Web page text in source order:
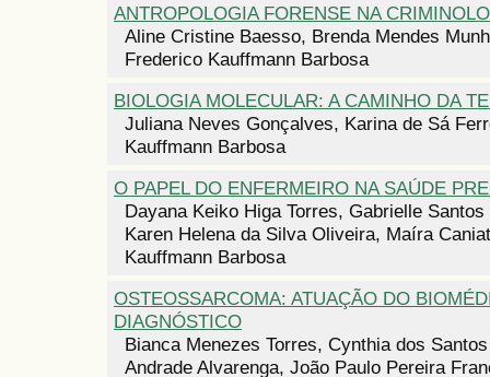
ANTROPOLOGIA FORENSE NA
Aline Cristine Baesso, Brenda Mendes
Frederico Kauffmann Barbosa
BIOLOGIA MOLECULAR: A CAMINHO DA
Juliana Neves Gonçalves, Karina de Sá
Kauffmann Barbosa
O PAPEL DO ENFERMEIRO NA SAÚDE
Dayana Keiko Higa Torres, Gabrielle
Karen Helena da Silva Oliveira, Maíra
Kauffmann Barbosa
OSTEOSSARCOMA: ATUAÇÃO DO
DIAGNÓSTICO
Bianca Menezes Torres, Cynthia dos
Andrade Alvarenga, João Paulo Pereira